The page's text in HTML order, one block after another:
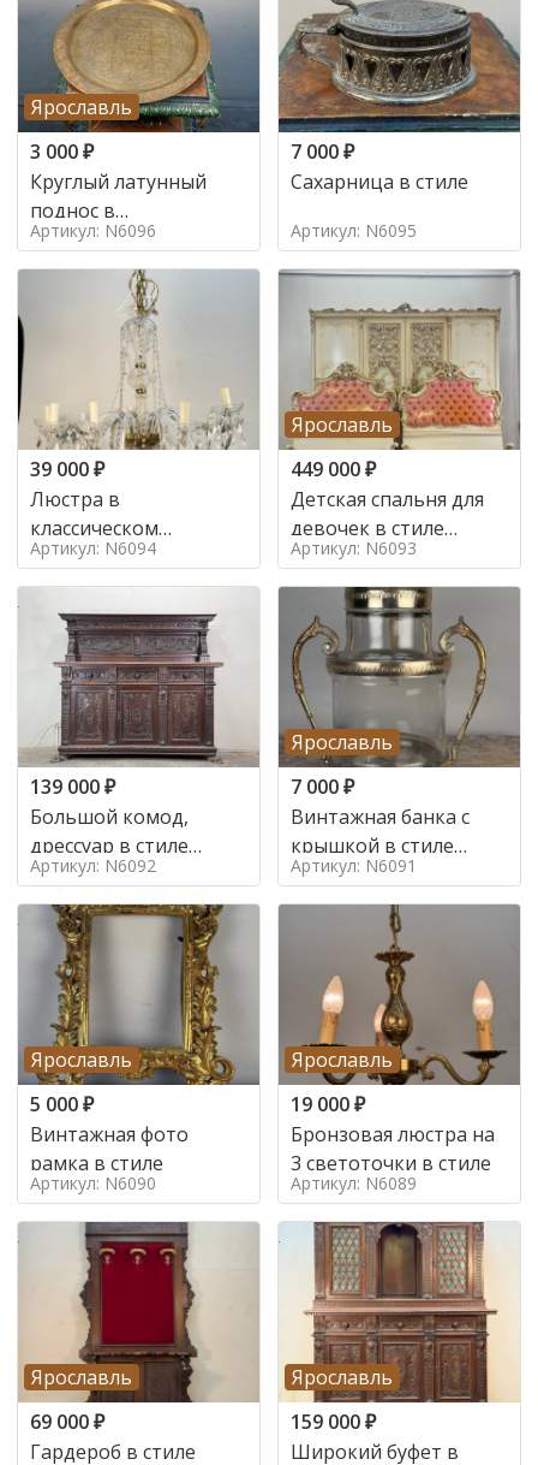
Ярославль
3 000₽
Круглый латунный
поднос в
марокканском стиле в
стиле
Артикул: N6096
7 000₽
Сахарница в стиле
Артикул: N6095
39 000₽
Люстра в
классическом
итальянском стиле на
10 ламп. в стиле
Артикул: N6094
Ярославль
449 000₽
Детская спальня для
девочек в стиле
итальянского барокко
в стиле
Артикул: N6093
139 000₽
Большой комод,
дрессуар в стиле
ренессанс,
Артикул: N6092
Ярославль
7 000₽
Винтажная банка с
крышкой в стиле
Италия,
Артикул: N6091
Ярославль
5 000₽
Винтажная фото
рамка в стиле
Артикул: N6090
Ярославль
19 000₽
Бронзовая люстра на
3 светоточки в стиле
Артикул: N6089
Ярославль
69 000₽
Гардероб в стиле
Ярославль
159 000₽
Широкий буфет в